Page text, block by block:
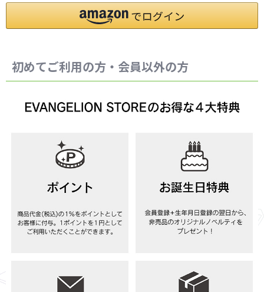
初めてご利用の方・会員以外の方